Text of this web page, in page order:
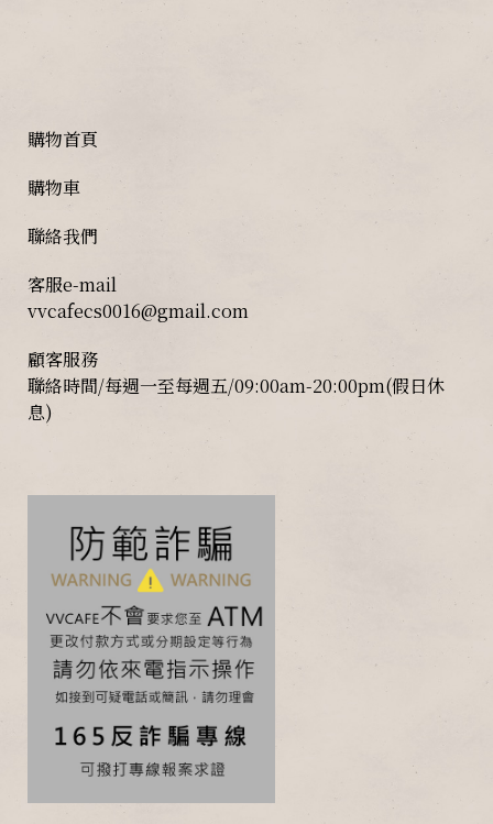
購物首頁
購物車
聯絡我們
客服e-mail
vvcafecs0016@gmail.com
顧客服務
聯絡時間/每週一至每週五/09:00am-20:00pm(假日休
息)